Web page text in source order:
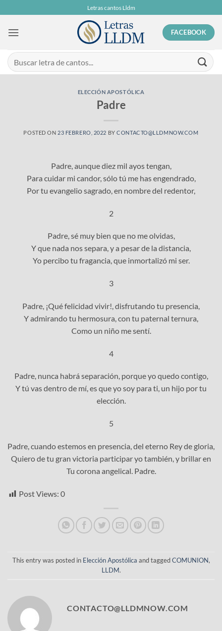
to
content
Letras cantos Lldm
FACEBOOK
ELECCIÓN APOSTÓLICA
Padre
POSTED ON 23 FEBRERO, 2022 BYCONTACTO@LLDMNOW.COM
Padre, aunque diez mil ayos tengan,
Para cuidar mi candor, sólo tú me has engendrado,
Por tu evangelio sagrado, en nombre del redentor,
2
Padre, sé muy bien que no me olvidas,
Y que nada nos separa, y a pesar de la distancia,
Yo percibo tu fragancia, que inmortalizó mi ser.
3
Padre, ¡Qué felicidad vivir!, disfrutando tu presencia,
Y admirando tu hermosura, con tu paternal ternura,
Como un niño me sentí.
4
Padre, nunca habrá separación, porque yo quedo contigo,
Y tú vas dentro de mí, es que yo soy para ti, un hijo por tu
elección.
5
Padre, cuando estemos en presencia, del eterno Rey de gloria,
Quiero de tu gran victoria participar yo también, y brillar en
Tu corona angelical. Padre.
Post Views: 0
This entry was posted in Elección Apostólica and taggedCOMUNION,
LLDM.
CONTACTO@LLDMNOW.COM